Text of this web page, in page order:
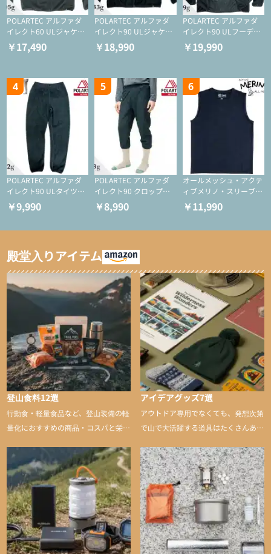
POLARTEC アルファダ
イレクト60 ULジャケッ
ト（登山/ミドルレイヤ
ー/化繊ジャケット）
￥17,490
POLARTEC アルファダ
イレクト90 ULジャケッ
ト（アクティブインサレ
ーション/ミドルレイヤ
￥18,990
POLARTEC アルファダ
イレクト90 ULフーディ
（アクティブインサレー
ション/ミドルレイヤー/
￥19,990
4
POLARTEC アルファダ
イレクト90 ULタイツ
（アクティブインサレー
ション/テント泊用パジ
￥9,990
5
POLARTEC アルファダ
イレクト90 クロップド
ULタイツ（アクティブ
インサレーション/テン
￥8,990
6
オールメッシュ・アクテ
ィブメリノ・スリーブレ
ス
￥11,990
殿堂入りアイテム
登山食料12選
行動食・軽量食品など、登山装備の軽
量化におすすめの商品・コスパと栄養
アイデアグッズ7選
アウトドア専用でなくても、発想次第
で山で大活躍する道具はたくさんあり
山に持ち込むと快適性や安心感をグッ
と引き上げてくれる――そんな意外性
のあるアイテムを紹介